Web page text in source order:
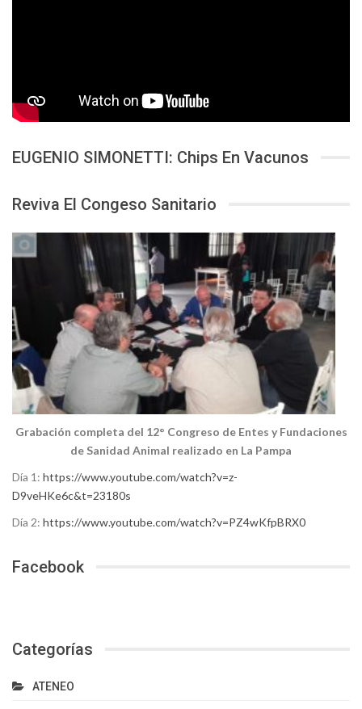
EUGENIO SIMONETTI: Chips En Vacunos
Reviva El Congeso Sanitario
Grabación completa del 12° Congreso de Entes y Fundaciones
de Sanidad Animal realizado en La Pampa
Día 1: https://www.youtube.com/watch?v=z-
D9veHKe6c&t=23180s
Día 2: https://www.youtube.com/watch?v=PZ4wKfpBRX0
Facebook
Categorías
ATENEO